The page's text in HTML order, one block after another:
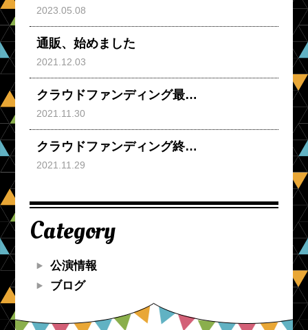
2023.05.08
通販、始めました
2021.12.03
クラウドファンディング最…
2021.11.30
クラウドファンディング終…
2021.11.29
Category
公演情報
ブログ